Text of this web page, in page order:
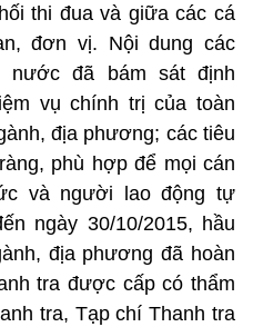
thi đua và giữa các cá
đơn vị. Nội dung các
nước đã bám sát định
vụ chính trị của toàn
địa phương; các tiêu
phù hợp để mọi cán
và người lao động tự
ngày 30/10/2015, hầu
địa phương đã hoàn
tra được cấp có thẩm
tra, Tạp chí Thanh tra